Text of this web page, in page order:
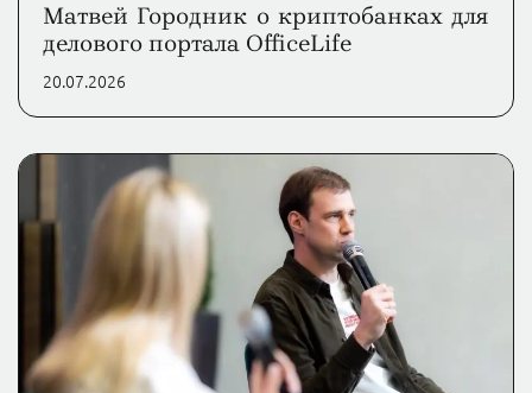
Матвей Городник о криптобанках для
делового портала OfficeLife
20.07.2026